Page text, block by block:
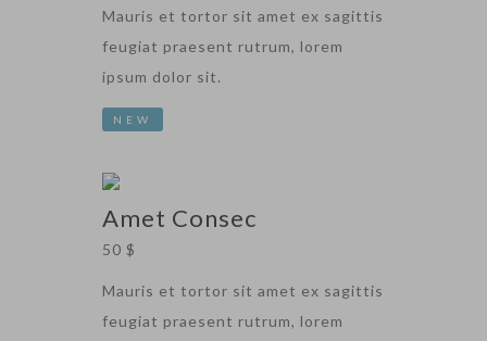
Mauris et tortor sit amet ex sagittis
feugiat praesent rutrum, lorem
ipsum dolor sit.
NEW
Amet Consec
50 $
Mauris et tortor sit amet ex sagittis
feugiat praesent rutrum, lorem